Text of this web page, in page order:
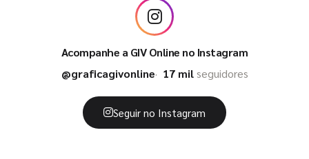
Acompanhe a GIV Online no Instagram
@graficagivonline
17 milseguidores
Seguir no Instagram